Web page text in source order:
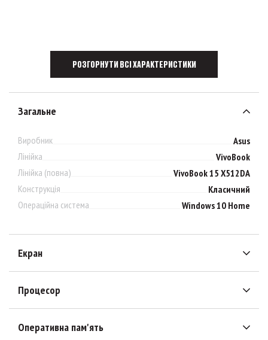
РОЗГОРНУТИ ВСІ ХАРАКТЕРИСТИКИ
Загальне
Виробник
Asus
Лінійка
VivoBook
Лінійка (повна)
VivoBook 15 X512DA
Конструкція
Класичний
Операційна система
Windows 10 Home
Екран
Процесор
Оперативна пам'ять